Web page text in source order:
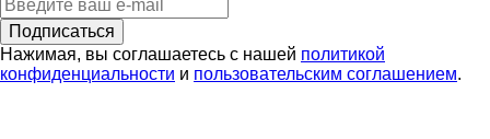
Подписаться
Нажимая, вы соглашаетесь с нашей политикой
конфиденциальности и пользовательским соглашением.